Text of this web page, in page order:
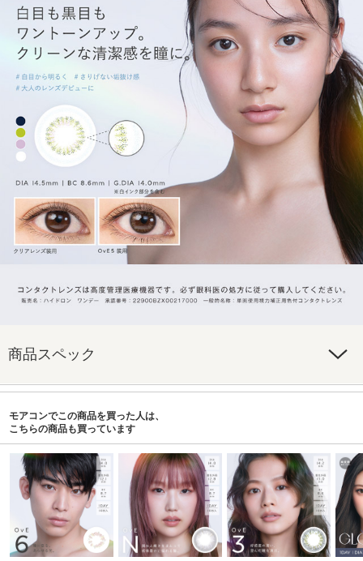
商品スペック
モアコンでこの商品を買った人は、
こちらの商品も買っています